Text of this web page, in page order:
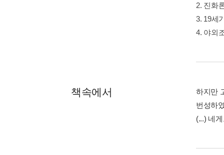
2. 진화
3. 19세
4. 야외
책속에서
하지만
번성하
(...) 네